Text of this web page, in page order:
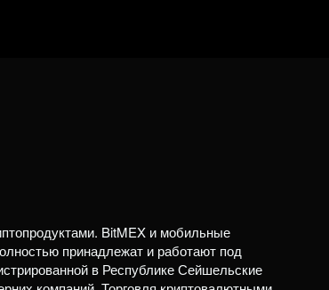
BitMEX и мобильные
принадлежат и работают под
в Республике Сейшельские